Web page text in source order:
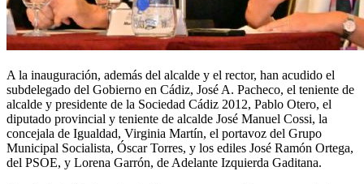
A la inauguración, además del alcalde y el rector, han acudido el
subdelegado del Gobierno en Cádiz, José A. Pacheco, el teniente de
alcalde y presidente de la Sociedad Cádiz 2012, Pablo Otero, el
diputado provincial y teniente de alcalde José Manuel Cossi, la
concejala de Igualdad, Virginia Martín, el portavoz del Grupo
Municipal Socialista, Óscar Torres, y los ediles José Ramón Ortega,
del PSOE, y Lorena Garrón, de Adelante Izquierda Gaditana.